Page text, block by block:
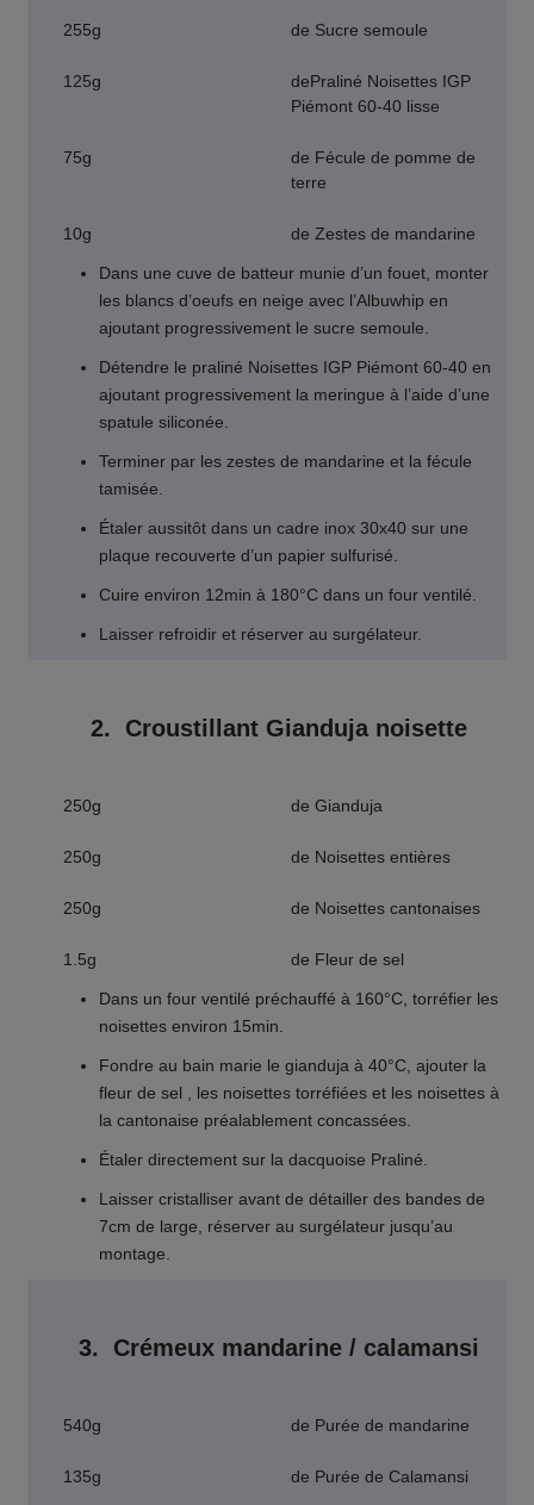
255g de Sucre semoule
125g
dePraliné Noisettes IGP
Piémont 60-40 lisse
75g
de Fécule de pomme de
terre
10g de Zestes de mandarine
Dans une cuve de batteur munie d’un fouet, monter
les blancs d’oeufs en neige avec l’Albuwhip en
ajoutant progressivement le sucre semoule.
Détendre le praliné Noisettes IGP Piémont 60-40 en
ajoutant progressivement la meringue à l’aide d’une
spatule siliconée.
Terminer par les zestes de mandarine et la fécule
tamisée.
Étaler aussitôt dans un cadre inox 30x40 sur une
plaque recouverte d’un papier sulfurisé.
Cuire environ 12min à 180°C dans un four ventilé.
Laisser refroidir et réserver au surgélateur.
2. Croustillant Gianduja noisette
250g de Gianduja
250g de Noisettes entières
250g de Noisettes cantonaises
1.5g de Fleur de sel
Dans un four ventilé préchauffé à 160°C, torréfier les
noisettes environ 15min.
Fondre au bain marie le gianduja à 40°C, ajouter la
fleur de sel , les noisettes torréfiées et les noisettes à
la cantonaise préalablement concassées.
Étaler directement sur la dacquoise Praliné.
Laisser cristalliser avant de détailler des bandes de
7cm de large, réserver au surgélateur jusqu’au
montage.
3. Crémeux mandarine / calamansi
540g de Purée de mandarine
135g de Purée de Calamansi